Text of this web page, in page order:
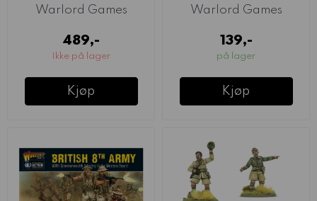
(Warlord)
Warlord Games
489,-
Ikke på lager
Kjøp
Warlord Games
139,-
på lager
Kjøp